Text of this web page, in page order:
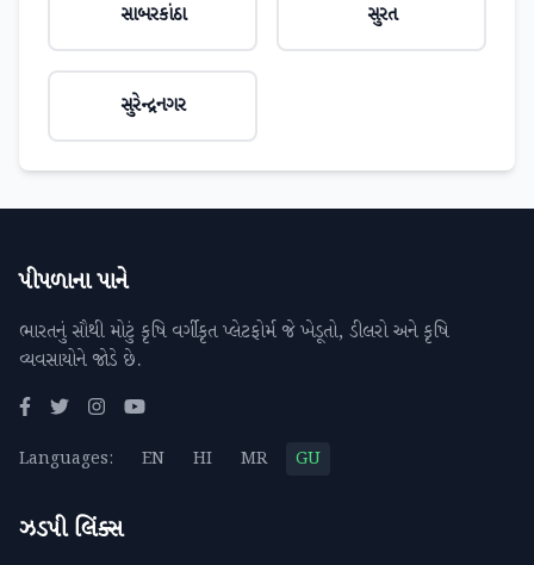
સાબરકાંઠા સુરત
સુરેન્દ્રનગર
પીપળાના પાને
ભારતનું સૌથી મોટું કૃષિ વર્ગીકૃત પ્લેટફોર્મ જે ખેડૂતો, ડીલરો અને કૃષિ
વ્યવસાયોને જોડે છે.
Languages: EN HI MR GU
ઝડપી લિંક્સ